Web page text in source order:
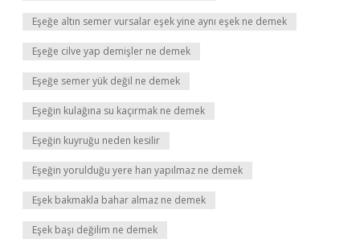
Eşeğe altın semer vursalar eşek yine aynı eşek ne demek
Eşeğe cilve yap demişler ne demek
Eşeğe semer yük değil ne demek
Eşeğin kulağına su kaçırmak ne demek
Eşeğin kuyruğu neden kesilir
Eşeğin yorulduğu yere han yapılmaz ne demek
Eşek bakmakla bahar almaz ne demek
Eşek başı değilim ne demek